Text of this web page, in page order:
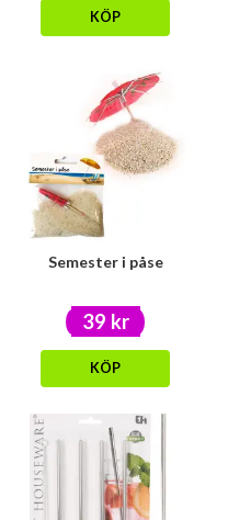
KÖP
Semester i påse
39 kr
KÖP